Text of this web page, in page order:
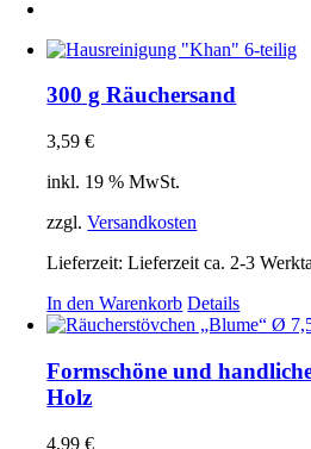
300 g Räuchersand
3,59€
inkl. 19 % MwSt.
zzgl.Versandkosten
Lieferzeit:Lieferzeit ca. 2-3
In den Warenkorb Details
Formschöne und
Holz
4,99€